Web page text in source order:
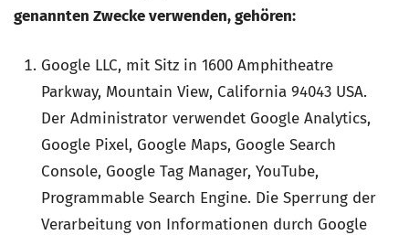
genannten Zwecke verwenden, gehören:
Google LLC, mit Sitz in 1600 Amphitheatre
Parkway, Mountain View, California 94043 USA.
Der Administrator verwendet Google Analytics,
Google Pixel, Google Maps, Google Search
Console, Google Tag Manager, YouTube,
Programmable Search Engine. Die Sperrung der
Verarbeitung von Informationen durch Google